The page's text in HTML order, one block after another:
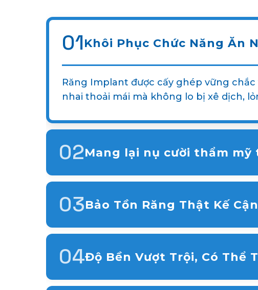
01Khôi Phục Chức Năng Ăn
Răng Implant được cấy ghép vững
nhai thoải mái mà không lo bị xê dịch,
02Mang lại nụ cười thẩm mỹ
Mão răng sứ trên Implant được thiết kế
03Bảo Tồn Răng Thật Kế Cận
Các răng thật xung quanh vị trí mất răng
04Độ Bền Vượt Trội, Có Thể
Nhờ được làm từ Titanium, một vật liệu